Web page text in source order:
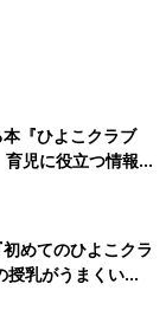
『ひよこクラブ
児に役立つ情報が
めてのひよこクラ
授乳がうまくい
トラブル 解決テ